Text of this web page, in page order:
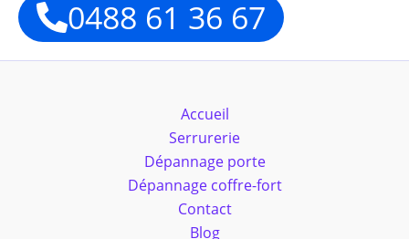
0488 61 36 67
Accueil
Serrurerie
Dépannage porte
Dépannage coffre-fort
Contact
Blog